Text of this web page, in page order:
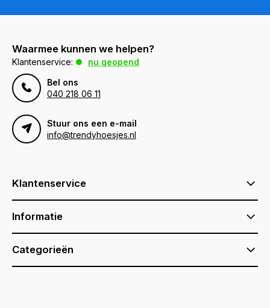
Waarmee kunnen we helpen?
Klantenservice:
nu geopend
Bel ons
040 218 06 11
Stuur ons een e-mail
info@trendyhoesjes.nl
Klantenservice
Informatie
Categorieën